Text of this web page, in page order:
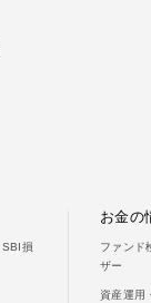
SBI損
お金の
ファンド
ザー
資産運用